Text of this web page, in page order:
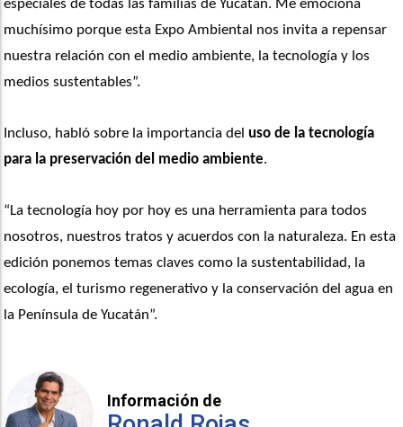
especiales de todas las familias de Yucatán. Me emociona
muchísimo porque esta Expo Ambiental nos invita a repensar
nuestra relación con el medio ambiente, la tecnología y los
medios sustentables”.
Incluso, habló sobre la importancia del uso de la tecnología
para la preservación del medio ambiente.
“La tecnología hoy por hoy es una herramienta para todos
nosotros, nuestros tratos y acuerdos con la naturaleza. En esta
edición ponemos temas claves como la sustentabilidad, la
ecología, el turismo regenerativo y la conservación del agua en
la Península de Yucatán”.
Información de